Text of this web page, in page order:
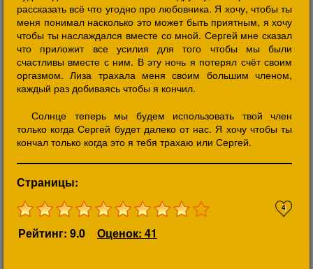
рассказать всё что угодно про любовника. Я хочу, чтобы ты
меня понимал насколько это может быть приятным, я хочу
чтобы ты наслаждался вместе со мной. Сергей мне сказал
что приложит все усилия для того чтобы мы были
счастливы вместе с ним. В эту ночь я потерял счёт своим
оргазмом. Лиза трахала меня своим большим членом,
каждый раз добиваясь чтобы я кончил.
Солнце теперь мы будем использовать твой член
только когда Сергей будет далеко от нас. Я хочу чтобы ты
кончал только когда это я тебя трахаю или Сергей.
Страницы:
4
Рейтинг: 9.0 Оценок: 41